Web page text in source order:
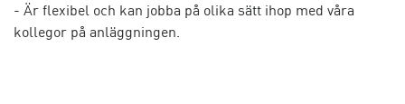
- Är flexibel och kan jobba på olika sätt ihop med våra
kollegor på anläggningen.